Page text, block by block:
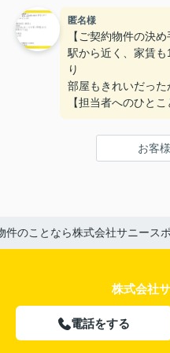
とても安心できた。
〇悪かったこと：
とくになし！
匿名様
【ご契約物件の決め
駅から近く、家賃
り
部屋もきれいだった
【担当者へのひとこ
〇よかったこと：
何も分からない私
だき、ありがとうご
お客
のことなら株式会社サニース
株式会社
電話をする